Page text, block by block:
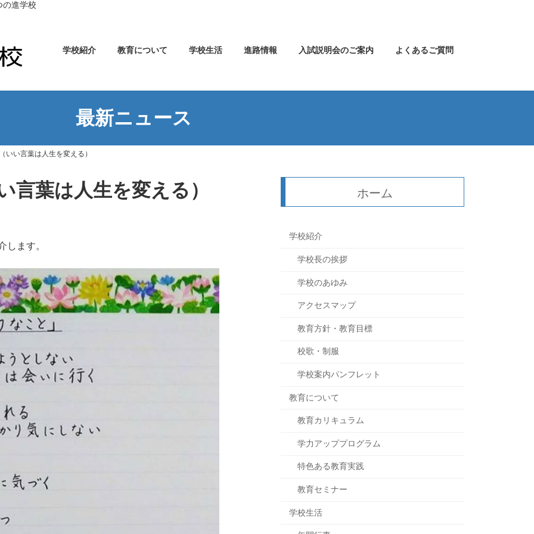
の進学校
学校紹介 教育について 学校生活 進路情報 入試説明会のご案内 よくあるご質問
最新ニュース
いい言葉は人生を変える）
言葉は人生を変える）
します。
ホーム
学校紹介
学校長の挨拶
学校のあゆみ
アクセスマップ
教育方針・教育目標
校歌・制服
学校案内パンフレット
教育について
教育カリキュラム
学力アッププログラム
特色ある教育実践
教育セミナー
学校生活